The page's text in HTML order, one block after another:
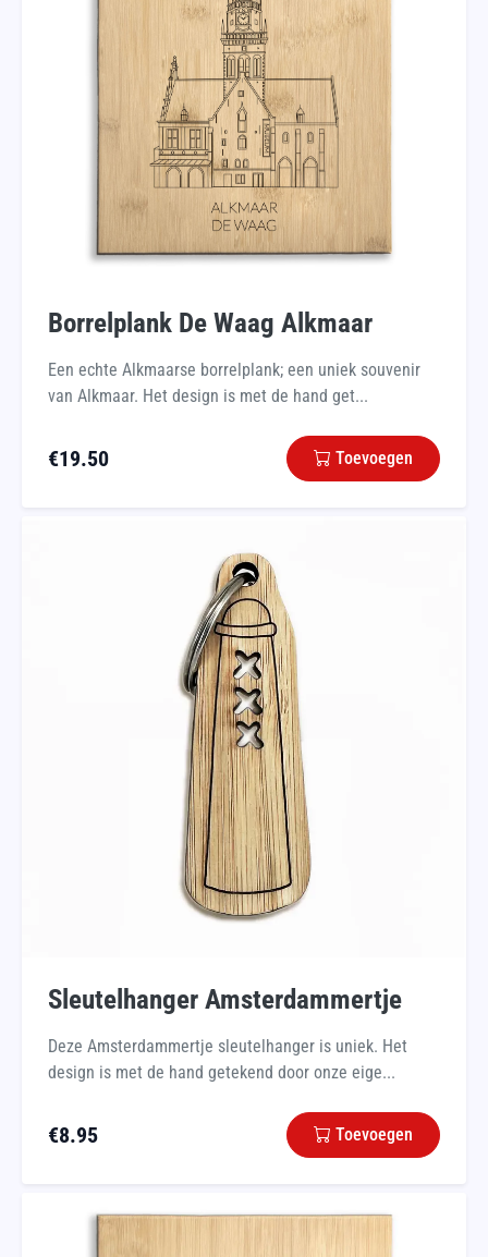
Borrelplank De Waag Alkmaar
Een echte Alkmaarse borrelplank; een uniek souvenir
van Alkmaar. Het design is met de hand get...
€19.50 Toevoegen
Sleutelhanger Amsterdammertje
Deze Amsterdammertje sleutelhanger is uniek. Het
design is met de hand getekend door onze eige...
€8.95 Toevoegen